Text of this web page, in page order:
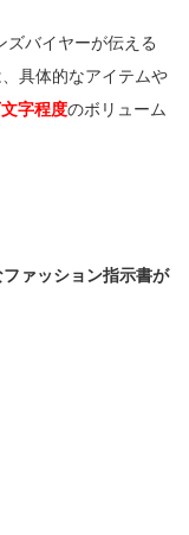
ズバイヤーが伝える
具体的なアイテムや
字程度のボリューム
ァッション指示書が